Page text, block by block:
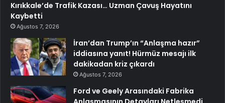
Kırıkkale’de Trafik Kazası… Uzman Çavuş Hayatını
Kaybetti
Ağustos 7, 2026
İran’dan Trump’ın “Anlaşma hazır”
iddiasına yanıt! Hürmüz mesajı ilk
dakikadan kriz çıkardı
Ağustos 7, 2026
Ford ve Geely Arasındaki Fabrika